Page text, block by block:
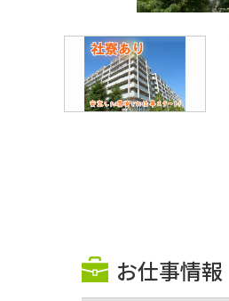
お仕事情報